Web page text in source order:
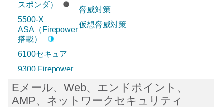
スポンダ）
5500-X
ASA（Firepower
搭載）
6100セキュア
9300 Firepower
脅威対策
仮想脅威対策
Eメール、Web、エンドポイント、
AMP、ネットワークセキュリティ